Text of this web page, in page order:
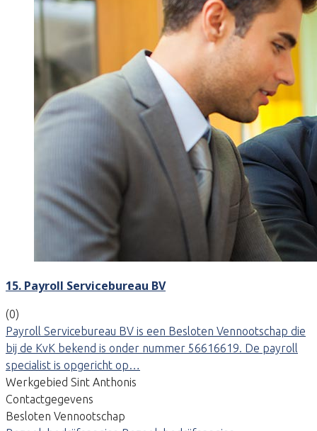
15. Payroll Servicebureau BV
(0)
Payroll Servicebureau BV is een Besloten Vennootschap die
bij de KvK bekend is onder nummer 56616619. De payroll
specialist is opgericht op…
Werkgebied Sint Anthonis
Contactgegevens
Besloten Vennootschap